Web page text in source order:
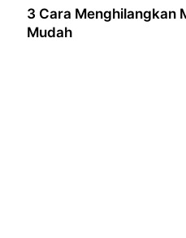
3 Cara Menghilangkan
Mudah